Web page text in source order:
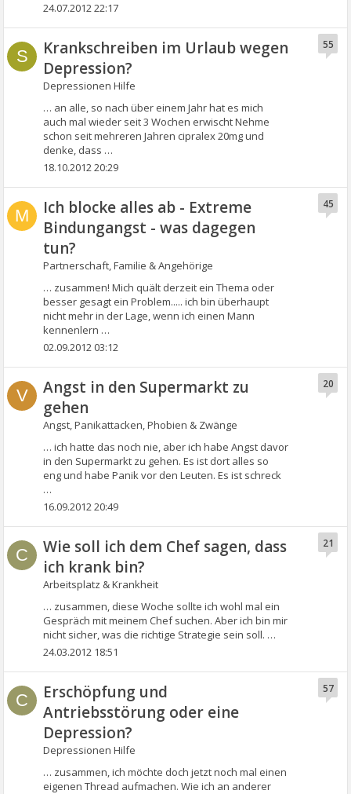
24.07.2012 22:17
S
Krankschreiben im Urlaub wegen
Depression?
Depressionen Hilfe
… an alle, so nach über einem Jahr hat es mich
auch mal wieder seit 3 Wochen erwischt Nehme
schon seit mehreren Jahren cipralex 20mg und
denke, dass …
55
18.10.2012 20:29
M
Ich blocke alles ab - Extreme
Bindungangst - was dagegen
tun?
Partnerschaft, Familie & Angehörige
… zusammen! Mich quält derzeit ein Thema oder
besser gesagt ein Problem..... ich bin überhaupt
nicht mehr in der Lage, wenn ich einen Mann
kennenlern …
45
02.09.2012 03:12
V
Angst in den Supermarkt zu
gehen
Angst, Panikattacken, Phobien & Zwänge
… ich hatte das noch nie, aber ich habe Angst davor
in den Supermarkt zu gehen. Es ist dort alles so
eng und habe Panik vor den Leuten. Es ist schreck
…
20
16.09.2012 20:49
C
Wie soll ich dem Chef sagen, dass
ich krank bin?
Arbeitsplatz & Krankheit
… zusammen, diese Woche sollte ich wohl mal ein
Gespräch mit meinem Chef suchen. Aber ich bin mir
nicht sicher, was die richtige Strategie sein soll. …
21
24.03.2012 18:51
C
Erschöpfung und
Antriebsstörung oder eine
Depression?
Depressionen Hilfe
… zusammen, ich möchte doch jetzt noch mal einen
eigenen Thread aufmachen. Wie ich an anderer
57